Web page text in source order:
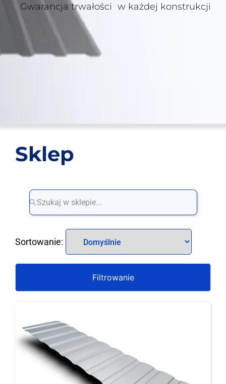
Gwarancja trwałości w każdej konstrukcji
Sklep
Sortowanie:
Sort Products
Filtrowanie